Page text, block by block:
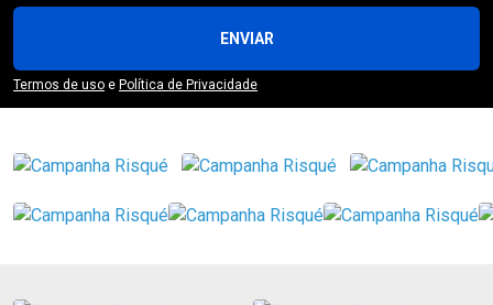
ENVIAR
Termos de uso e Política de Privacidade